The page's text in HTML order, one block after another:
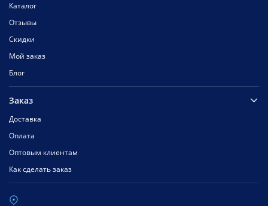
Каталог
Отзывы
Скидки
Мой заказ
Блог
Заказ
Доставка
Оплата
Оптовым клиентам
Как сделать заказ